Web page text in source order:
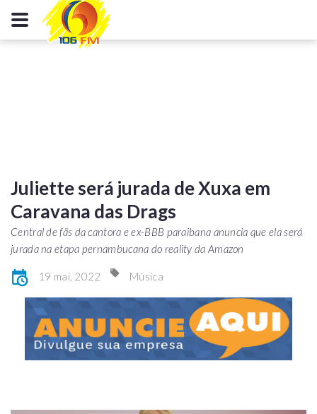
Juliette será jurada de Xuxa em
Caravana das Drags
Central de fãs da cantora e ex-BBB paraibana anuncia que ela será
jurada na etapa pernambucana do reality da Amazon
19 mai, 2022 Música